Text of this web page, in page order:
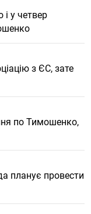
у четвер
з ЄС, зате
по Тимошенко,
планує провести